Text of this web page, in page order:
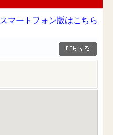
スマートフォン版はこちら